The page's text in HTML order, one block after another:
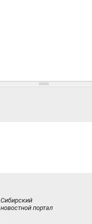
Сибирский
новостной портал